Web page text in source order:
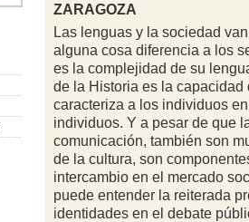
ZARAGOZA
Las lenguas y la sociedad
alguna cosa diferencia a los
es la complejidad de su
de la Historia es la
caracteriza a los individuos
individuos. Y a pesar de que
comunicación, también son
de la cultura, son
intercambio en el mercado
puede entender la reiterada
identidades en el debate